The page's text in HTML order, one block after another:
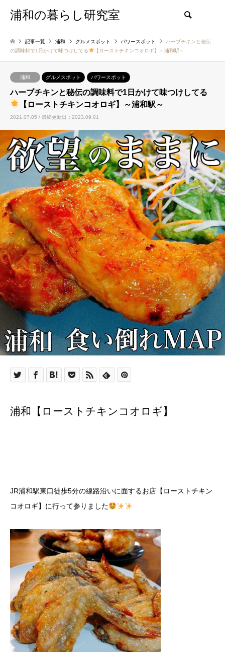
浦和の暮らし研究室
記事一覧 浦和 グルメスポット パワースポット
ハーブチキンと秘伝
の調味料で1日かけて味つけしてる
【ローストチキンコオロギ】～浦和駅～
浦和 グルメスポット パワースポット
ハーブチキンと秘伝の調味料で1日かけて味つけしてる
【ローストチキンコオロギ】～浦和駅～
2021.07.05 / 最終更新日：2023.09.01
浦和【ローストチキンコオロギ】
JR浦和駅東口徒歩5分の線路沿いに面するお店【ローストチキン
コオロギ】に行って参りました